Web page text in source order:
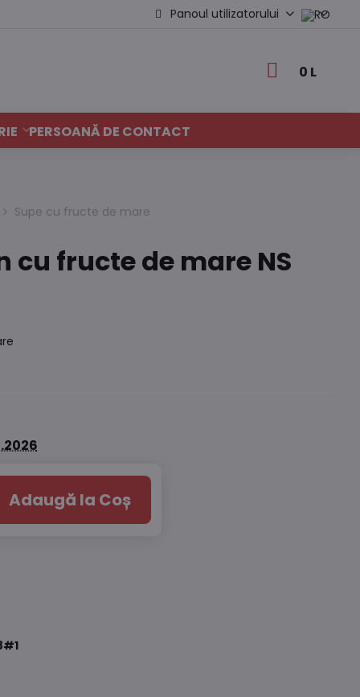
Panoul utilizatorului
0 L
PERSOANĂ DE CONTACT
Supe cu fructe de mare
cu fructe de mare NS
Adaugă la Coș